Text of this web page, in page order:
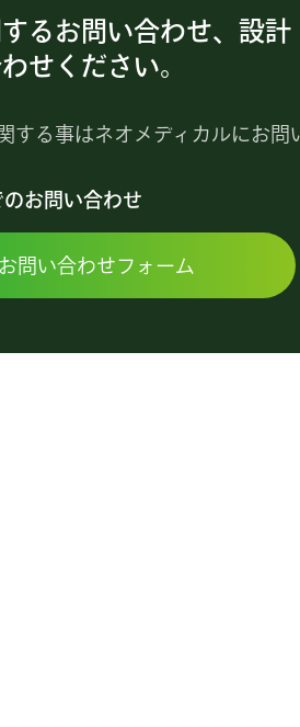
るお問い合わせ、設
せください。
する事はネオメディカルにお問
のお問い合わせ
お問い合わせフォーム